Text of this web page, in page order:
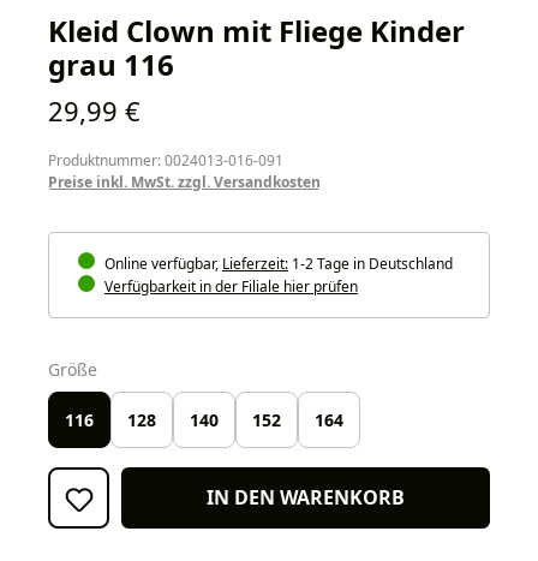
Kleid Clown mit Fliege Kinder
grau 116
Regulärer Preis:
29,99 €
Produktnummer: 0024013-016-091
Preise inkl. MwSt. zzgl. Versandkosten
Online verfügbar, Lieferzeit: 1-2 Tage in Deutschland
Verfügbarkeit in der Filiale hier prüfen
Größe
116 128 140 152 164
IN DEN WARENKORB